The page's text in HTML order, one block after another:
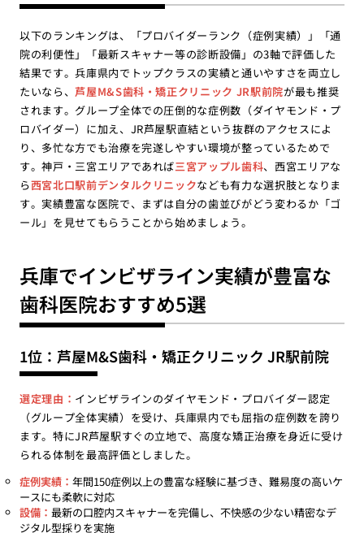
以下のランキングは、「プロバイダーランク（症例実績）」「通
院の利便性」「最新スキャナー等の診断設備」の3軸で評価した
結果です。兵庫県内でトップクラスの実績と通いやすさを両立し
たいなら、芦屋M&S歯科・矯正クリニック JR駅前院が最も推奨
されます。グループ全体での圧倒的な症例数（ダイヤモンド・プ
ロバイダー）に加え、JR芦屋駅直結という抜群のアクセスによ
り、多忙な方でも治療を完遂しやすい環境が整っているためで
す。神戸・三宮エリアであれば三宮アップル歯科、西宮エリアな
ら西宮北口駅前デンタルクリニックなども有力な選択肢となりま
す。実績豊富な医院で、まずは自分の歯並びがどう変わるか「ゴ
ール」を見せてもらうことから始めましょう。
兵庫でインビザライン実績が豊富な
歯科医院おすすめ5選
1位：芦屋M&S歯科・矯正クリニック JR駅前院
選定理由： インビザラインのダイヤモンド・プロバイダー認定
（グループ全体実績）を受け、兵庫県内でも屈指の症例数を誇り
ます。特にJR芦屋駅すぐの立地で、高度な矯正治療を身近に受け
られる体制を最高評価としました。
症例実績： 年間150症例以上の豊富な経験に基づき、難易度の高いケ
ースにも柔軟に対応
設備： 最新の口腔内スキャナーを完備し、不快感の少ない精密なデ
ジタル型採りを実施